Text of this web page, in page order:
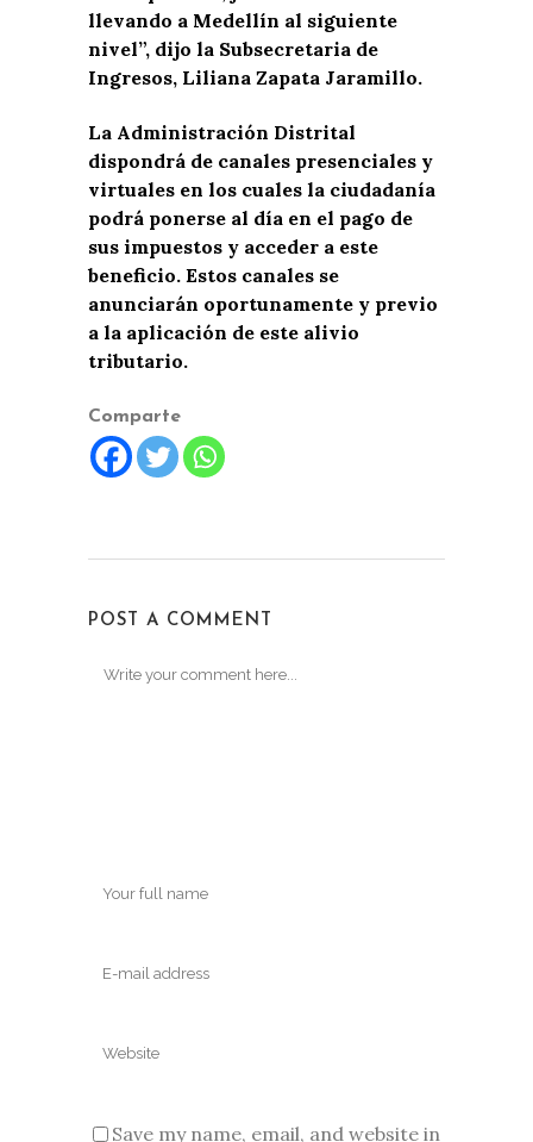
llevando a Medellín al siguiente
nivel”, dijo la Subsecretaria de
Ingresos, Liliana Zapata Jaramillo.
La Administración Distrital
dispondrá de canales presenciales y
virtuales en los cuales la ciudadanía
podrá ponerse al día en el pago de
sus impuestos y acceder a este
beneficio. Estos canales se
anunciarán oportunamente y previo
a la aplicación de este alivio
tributario.
Comparte
POST A COMMENT
Save my name, email, and website in